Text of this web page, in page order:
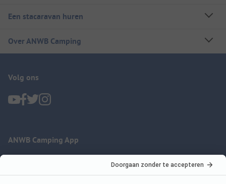
Een stacaravan huren
Over ANWB Camping
Volg ons
ANWB Camping App